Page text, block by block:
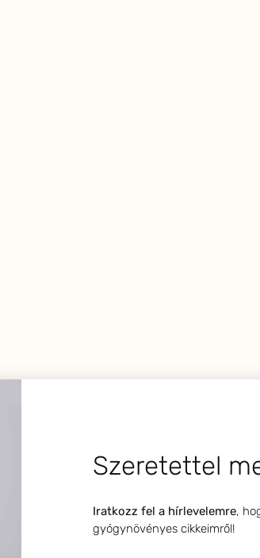
Szeretettel
Iratkozz fel a hírlevelemre,
gyógynövényes cikkeimről!